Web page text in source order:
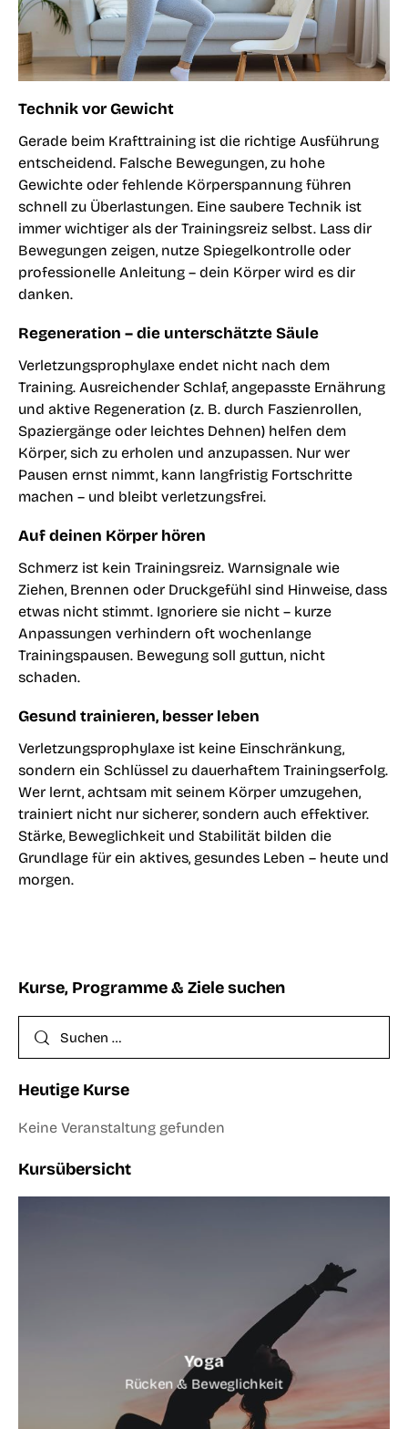
Technik vor Gewicht
Gerade beim Krafttraining ist die richtige Ausführung
entscheidend. Falsche Bewegungen, zu hohe
Gewichte oder fehlende Körperspannung führen
schnell zu Überlastungen. Eine saubere Technik ist
immer wichtiger als der Trainingsreiz selbst. Lass dir
Bewegungen zeigen, nutze Spiegelkontrolle oder
professionelle Anleitung – dein Körper wird es dir
danken.
Regeneration – die unterschätzte Säule
Verletzungsprophylaxe endet nicht nach dem
Training. Ausreichender Schlaf, angepasste Ernährung
und aktive Regeneration (z. B. durch Faszienrollen,
Spaziergänge oder leichtes Dehnen) helfen dem
Körper, sich zu erholen und anzupassen. Nur wer
Pausen ernst nimmt, kann langfristig Fortschritte
machen – und bleibt verletzungsfrei.
Auf deinen Körper hören
Schmerz ist kein Trainingsreiz. Warnsignale wie
Ziehen, Brennen oder Druckgefühl sind Hinweise, dass
etwas nicht stimmt. Ignoriere sie nicht – kurze
Anpassungen verhindern oft wochenlange
Trainingspausen. Bewegung soll guttun, nicht
schaden.
Gesund trainieren, besser leben
Verletzungsprophylaxe ist keine Einschränkung,
sondern ein Schlüssel zu dauerhaftem Trainingserfolg.
Wer lernt, achtsam mit seinem Körper umzugehen,
trainiert nicht nur sicherer, sondern auch effektiver.
Stärke, Beweglichkeit und Stabilität bilden die
Grundlage für ein aktives, gesundes Leben – heute und
morgen.
Kurse, Programme & Ziele suchen
Heutige Kurse
Keine Veranstaltung gefunden
Kursübersicht
Yoga
Rücken & Beweglichkeit